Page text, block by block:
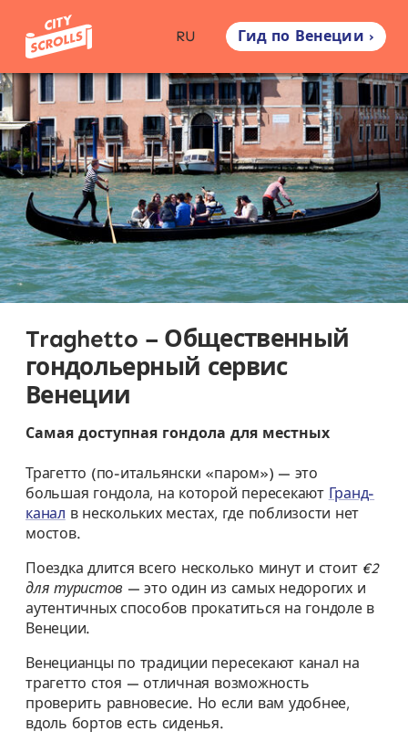
RU Гид по Венеции ›
Traghetto – Общественный
гондольерный сервис
Венеции
Самая доступная гондола для местных
Трагетто (по-итальянски «паром») — это
большая гондола, на которой пересекают Гранд-
канал в нескольких местах, где поблизости нет
мостов.
Поездка длится всего несколько минут и стоит €2
для туристов — это один из самых недорогих и
аутентичных способов прокатиться на гондоле в
Венеции.
Венецианцы по традиции пересекают канал на
трагетто стоя — отличная возможность
проверить равновесие. Но если вам удобнее,
вдоль бортов есть сиденья.